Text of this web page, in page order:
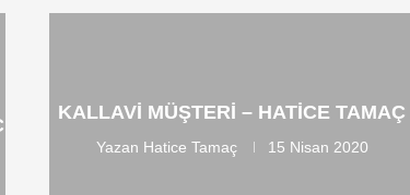
KALLAVI MÜŞTERI – HATICE TAMAÇ
Yazan Hatice Tamaç 15 Nisan 2020